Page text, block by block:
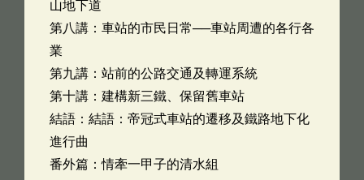
山地下道
第八講：車站的市民日常──車站周遭的各行各
業
第九講：站前的公路交通及轉運系統
第十講：建構新三鐵、保留舊車站
結語：結語：帝冠式車站的遷移及鐵路地下化
進行曲
番外篇：情牽一甲子的清水組